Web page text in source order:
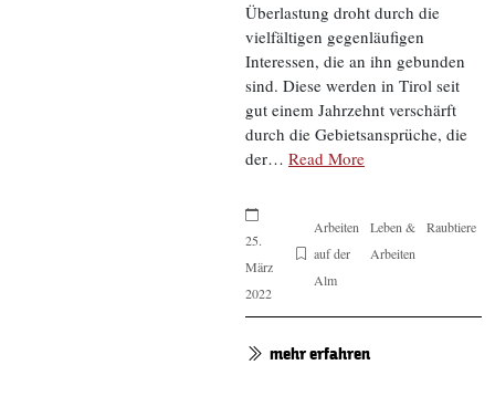
Überlastung droht durch die
vielfältigen gegenläufigen
Interessen, die an ihn gebunden
sind. Diese werden in Tirol seit
gut einem Jahrzehnt verschärft
durch die Gebietsansprüche, die
der… Read More
25.
März
2022
Arbeiten
auf der
Alm
Leben &
Arbeiten
Raubtiere
mehr erfahren